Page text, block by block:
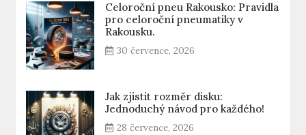
Celoroční pneu Rakousko: Pravidla
pro celoroční pneumatiky v
Rakousku.
30 července, 2026
Jak zjistit rozměr disku:
Jednoduchý návod pro každého!
28 července, 2026